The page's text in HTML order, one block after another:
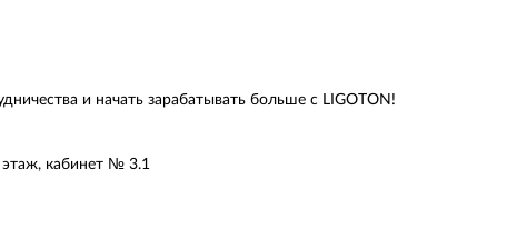
и начать зарабатывать больше с LIGOTON!
кабинет № 3.1